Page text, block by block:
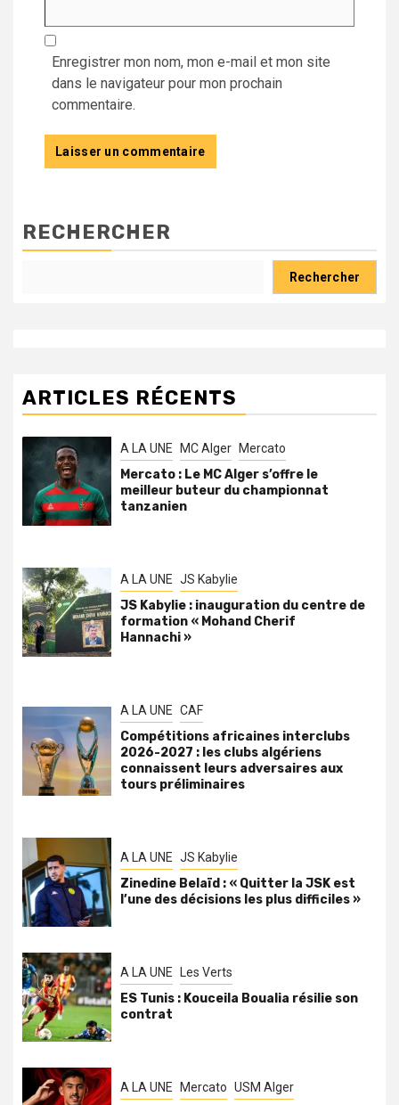
Enregistrer mon nom, mon e-mail et mon site
dans le navigateur pour mon prochain
commentaire.
RECHERCHER
Rechercher
ARTICLES RÉCENTS
A LA UNE MC Alger Mercato
Mercato : Le MC Alger s’offre le
meilleur buteur du championnat
tanzanien
A LA UNE JS Kabylie
JS Kabylie : inauguration du centre de
formation « Mohand Cherif
Hannachi »
A LA UNE CAF
Compétitions africaines interclubs
2026-2027 : les clubs algériens
connaissent leurs adversaires aux
tours préliminaires
A LA UNE JS Kabylie
Zinedine Belaïd : « Quitter la JSK est
l’une des décisions les plus difficiles »
A LA UNE Les Verts
ES Tunis : Kouceila Boualia résilie son
contrat
A LA UNE Mercato USM Alger